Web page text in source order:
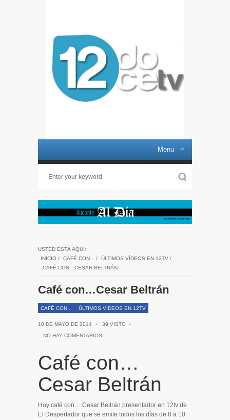
Menu ≡
USTED ESTÁ AQUÍ:
INICIO / CAFÉ CON... / ÚLTIMOS VÍDEOS EN 12TV /
CAFÉ CON…CESAR BELTRÁN
Café con…Cesar Beltrán
CAFÉ CON... ÚLTIMOS VÍDEOS EN 12TV
10 DE MAYO DE 2014 - 39 VISTO
-
NO HAY COMENTARIOS
Café con…
Cesar Beltrán
Hoy café con… Cesar Beltrán presentador en 12tv de
El Despertador que se emite todos los días de 8 a 10.